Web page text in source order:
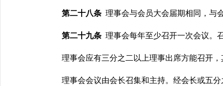
第二十八条 理事会与会员大会届期相同，与
第二十九条 理事会每年至少召开一次会议。
理事会应有三分之二以上理事出席方能召开
理事会会议由会长召集和主持。经会长或五